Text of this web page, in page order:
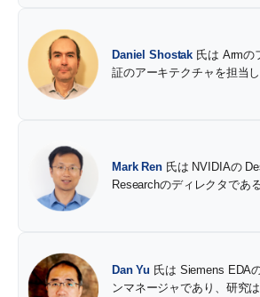
Daniel Shostak 氏は Armの
証のアーキテクチャを担当し
Mark Ren氏は NVIDIAの
Researchのディレクタである
Dan Yu 氏は Siemens EDA
ンマネージャであり、研究